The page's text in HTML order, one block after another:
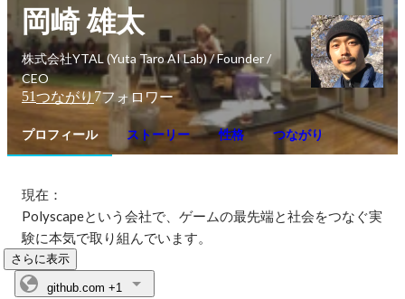
岡崎 雄太
株式会社YTAL (Yuta Taro AI Lab) / Founder /
CEO
51つながり7フォロワー
プロフィール ストーリー 性格 つながり
現在：
Polyscapeという会社で、ゲームの最先端と社会をつなぐ実
験に本気で取り組んでいます。
さらに表示
github.com +1